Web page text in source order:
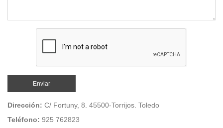
Dirección: C/ Fortuny, 8. 45500-Torrijos. Toledo
Teléfono: 925 762823